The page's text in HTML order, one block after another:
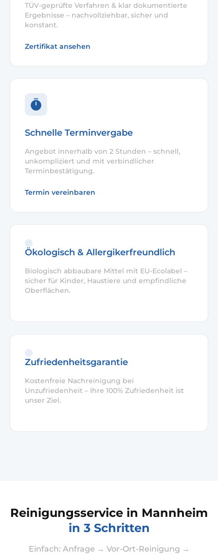
TÜV-geprüfte Verfahren & klar dokumentierte
Ergebnisse – nachvollziehbar, sicher und
konstant.
Zertifikat ansehen
Schnelle Terminvergabe
Angebot innerhalb von 2 Stunden – schnell,
unkompliziert und mit verbindlicher
Terminbestätigung.
Termin vereinbaren
Ökologisch & Allergikerfreundlich
Biologisch abbaubare Mittel mit EU-Ecolabel –
sicher für Kinder, Haustiere und empfindliche
Oberflächen.
Zufriedenheitsgarantie
Kostenfreie Nachreinigung bei
Unzufriedenheit – Ihre 100% Zufriedenheit ist
unser Ziel.
Reinigungsservice in Mannheim
in 3 Schritten
Einfach: Anfrage → Vor-Ort-Reinigung →